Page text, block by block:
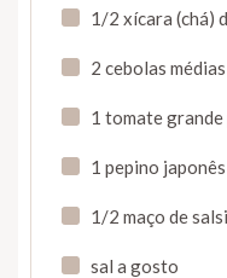
1/2 xícara (chá)
2 cebolas
1 tomate grande
1 pepino
1/2 maço de
sal a gosto